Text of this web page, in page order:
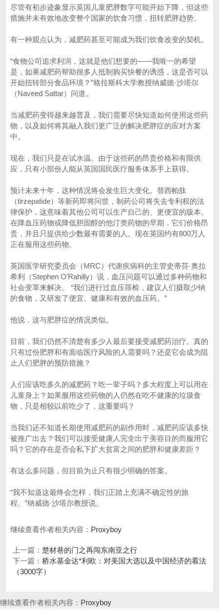
尽管有初步迹象显示英国儿童肥胖数字可能开始下降，但这些
措施并未有效地改变整个国家的饮食习惯，扭转肥胖趋势。
有一种观点认为，减肥药甚至可能成为我们饮食改变的契机。
“食物公司追求利润，这就是他们想要的——我唯一的希望
是，如果减肥药帮助很多人抵制购买快餐的诱惑，这是否可以
开始扭转部分食品环境？”格拉斯科大学教授纳威德·沙塔尔
（Naveed Sattar）问道。
当减肥药变得越来越普及，我们需要尽快知道如何使用这些药
物，以及如何将其融入我们更广泛的解决肥胖症的应对方案
中。
现在，我们只是在试水温。由于这些药的昂贵价格和有限供
应，只有小部份人能从英国国民医疗服务体系手上获得。
预计未来十年，这种情况将会发生巨大变化。替西帕肽
（tirzepatide）等新药即将问世，制药公司将失去专利权的法
律保护，这意味着其他公司可以生产自己的、更便宜的版本。
在降血压药物或降低胆固醇的他汀类药物的早期，它们价格昂
贵，并且只提供给少数最有需要的人。现在英国约有800万人
正在服用这些药物。
英国医学研究委员会（MRC）代谢疾病科的主管史蒂芬·奥拉
希利（Stephen O'Rahilly）说，血压问题可以通过多种药物和
社会变革来解决。 “我们进行过血压筛检，建议人们摄取少钠
的食物，又研发了便宜、健康和有效的血压药。”
他说，这与肥胖症的情况类似。
目前，我们仍然不清楚有多少人最后要接受减肥药治疗。真的
只有过份肥胖和有面临医疗风险的人需要吗？还是它会成为阻
止人们肥胖的预防措施？
人们应该吃多久的减肥药？吃一辈子吗？多大程度上可以用在
儿童身上？如果服用这些药物的人仍然在吃不健康的垃圾食
物，只是相较以前吃少了，这重要吗？
当我们还不知道长期使用减肥药的副作用时，减肥药应该多快
被推广出去？我们可以接受健康人完全出于美容目的而服用它
吗？它的存在是否会私下扩大贫富之间的肥胖和健康差距？
有这么多问题，但目前为止只有很少明确的答案。
“我不知道这最终会怎样，我们正踏上充满不确定性的旅
程。”纳威德·沙塔尔教授说。
继续查看作者相关内容： Proxyboy
上一篇： 楚材巷的门之再闯东南亚之行
下一篇： 桥水基金达*利欧：对美国大选以及中国经济的看法
（3000字）
继续查看作者相关内容： Proxyboy